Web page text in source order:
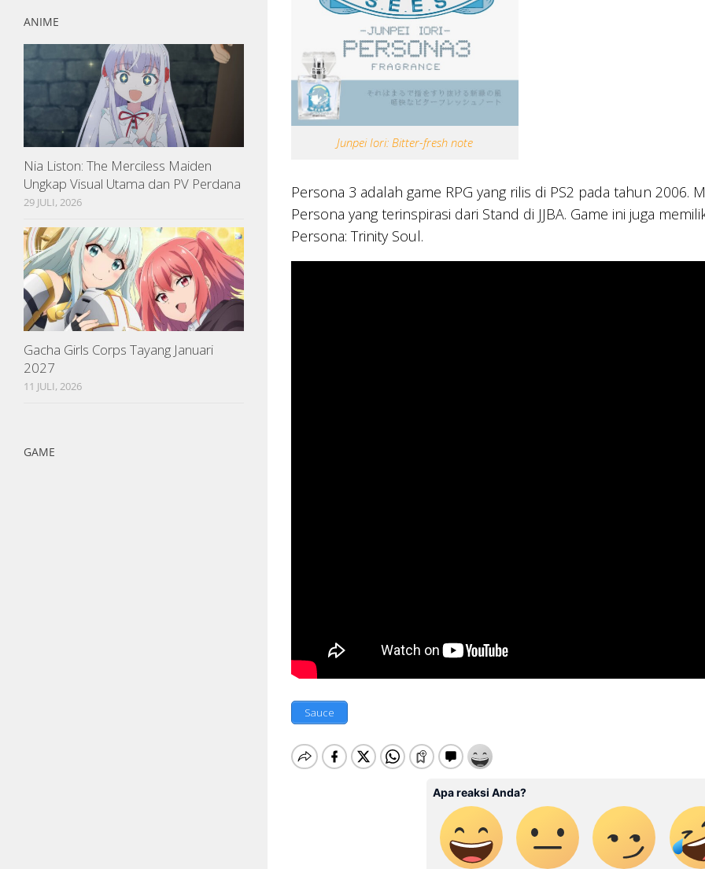
Junpei Iori: Bitter-fresh note
Persona 3 adalah game RPG yang rilis di PS2 pada tahun
Persona yang terinspirasi dari Stand di JJBA. Game ini juga
Persona: Trinity Soul.
Sauce
ANIME
Nia Liston: The Merciless Maiden
Ungkap Visual Utama dan PV Perdana
29 JULI, 2026
Gacha Girls Corps Tayang Januari
2027
11 JULI, 2026
GAME